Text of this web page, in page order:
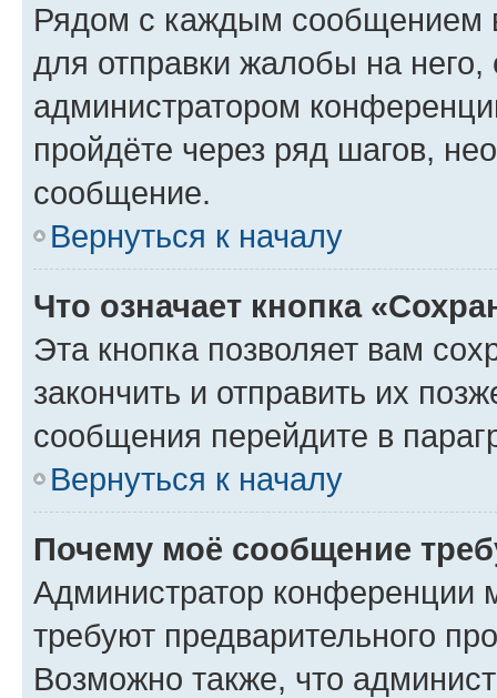
Рядом с каждым сообщением
для отправки жалобы на
администратором
пройдёте через ряд шагов,
сообщение.
Вернуться к началу
Что означает кнопка
Эта кнопка позволяет вам
закончить и отправить их
сообщения перейдите в
Вернуться к началу
Почему моё сообщение
Администратор конференции
требуют предварительного
Возможно также, что